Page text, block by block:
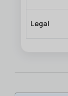
Legal